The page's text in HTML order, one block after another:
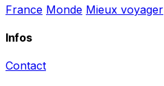
France Monde Mieux voyager
Infos
Contact